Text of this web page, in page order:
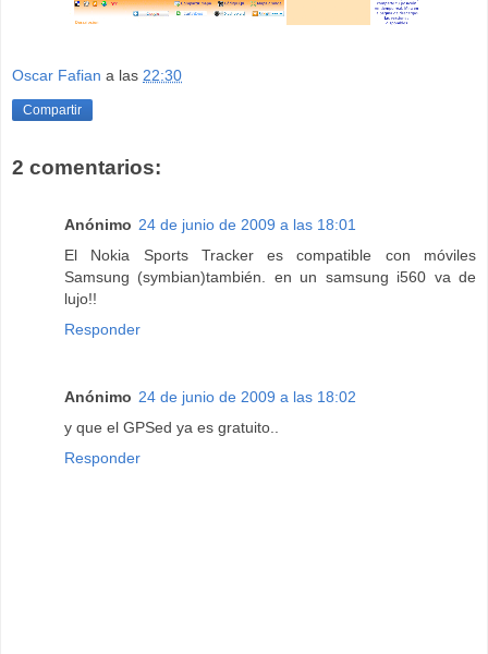
Oscar Fafian a las 22:30
Compartir
2 comentarios:
Anónimo 24 de junio de 2009 a las 18:01
El Nokia Sports Tracker es compatible con móviles
Samsung (symbian)también. en un samsung i560 va de
lujo!!
Responder
Anónimo 24 de junio de 2009 a las 18:02
y que el GPSed ya es gratuito..
Responder